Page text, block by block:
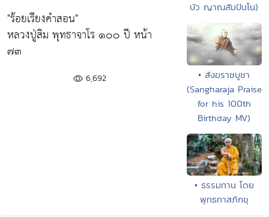
"ร้อยเรียงคำสอน"
หลวงปู่สิม พุทธาจาโร ๑๐๐ ปี หน้า
๗๓
6,692
บัว ญาณสัมปันโน)
• สังฆราชบูชา
(Sangharaja Praise
for his 100th
Birthday MV)
• ธรรมทาน โดย
พุทธทาสภิกขุ